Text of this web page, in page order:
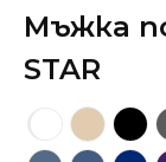
Мъжка
STAR